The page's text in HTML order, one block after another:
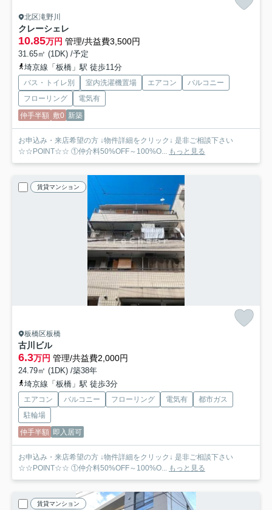
北区滝野川
クレーシェレ
10.85万円 管理/共益費3,500円
31.65㎡ (1DK) /予定
埼京線「板橋」駅 徒歩11分
バス・トイレ別 室内洗濯機置場 エアコン
バルコニー
フローリング
電気有
仲手半額 敷0 新築
お申込み・来店希望の方 ↓物件詳細をクリック↓ 是非ご相談下さい
☆☆POINT☆☆ ①仲介料50%OFF～100%O... もっと見る
賃貸マンション
板橋区板橋
古川ビル
6.3万円 管理/共益費2,000円
24.79㎡ (1DK) /築38年
埼京線「板橋」駅 徒歩3分
エアコン バルコニー フローリング 電気有
都市ガス
駐輪場
仲手半額 即入居可
お申込み・来店希望の方 ↓物件詳細をクリック↓ 是非ご相談下さい
☆☆POINT☆☆ ①仲介料50%OFF～100%O... もっと見る
賃貸マンション